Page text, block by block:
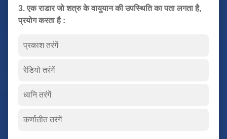
3. एक राडार जो शत्रु के वायुयान की उपस्थिति का पता लगता है,
प्रयोग करता है :
प्रकाश तरंगें
रेडियो तरंगें
ध्वनि तरंगें
कर्णातीत तरंगें